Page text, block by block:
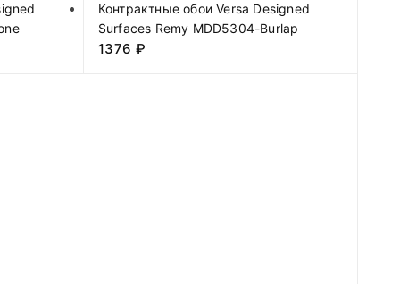
Контрактные обои Versa Designed
Surfaces Remy MDD5304-Burlap
1376₽